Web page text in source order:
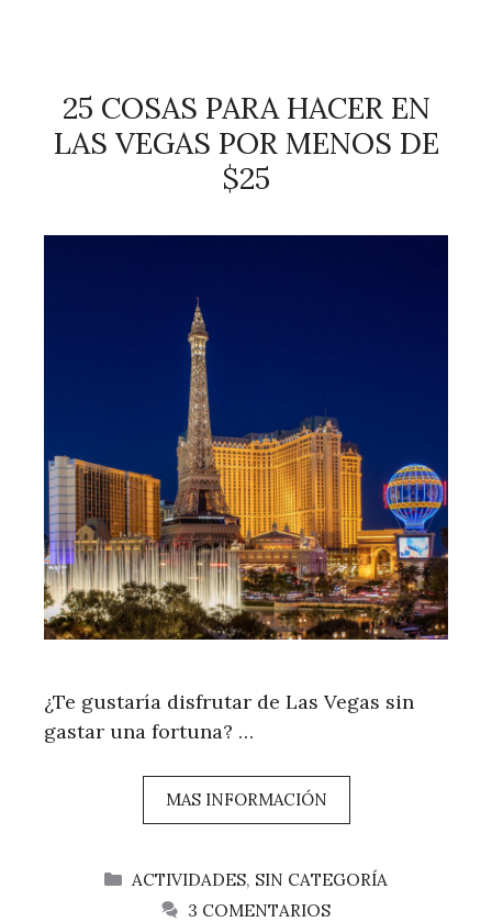
25 COSAS PARA HACER EN
LAS VEGAS POR MENOS DE
$25
¿Te gustaría disfrutar de Las Vegas sin
gastar una fortuna? …
MAS INFORMACIÓN
CATEGORÍAS
ACTIVIDADES, SIN CATEGORÍA
3 COMENTARIOS